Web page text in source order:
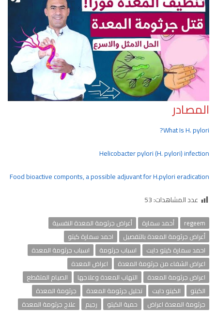
المصادر
What Is H. pylori?
Helicobacter pylori (H. pylori) infection
Food bioactive componts, a possible adjuvant for H.pylori eradication
عدد المشاهدات:53
regeem أحمد سمارة
أعراض جرثومة المعدة النفسية
أعراض جرثومة المعدة بالتفصيل
احمد سمارة كيتو
احمد سمارة كيتو دايت
اسباب جرثومة
اسباب جرثومة المعدة
اعراض الشفاء من جرثومة المعدة
اعراض المعدة
اعراض جرثومة المعدة
التهاب المعدة وعلاجها
الصيام المتقطع
الكيتو
الكيتو دايت تحليل جرثومة المعدة
جرثومة المعدة
جرثومة المعدة اعراض
حمية الكيتو رجيم
علاج جرثومة المعدة